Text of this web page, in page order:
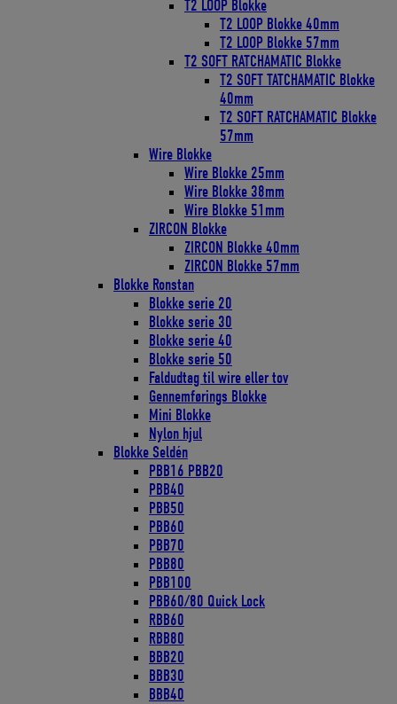
T2 LOOP Blokke
T2 LOOP Blokke 40mm
T2 LOOP Blokke 57mm
T2 SOFT RATCHAMATIC Blokke
T2 SOFT TATCHAMATIC Blokke
40mm
T2 SOFT RATCHAMATIC Blokke
57mm
Wire Blokke
Wire Blokke 25mm
Wire Blokke 38mm
Wire Blokke 51mm
ZIRCON Blokke
ZIRCON Blokke 40mm
ZIRCON Blokke 57mm
Blokke Ronstan
Blokke serie 20
Blokke serie 30
Blokke serie 40
Blokke serie 50
Faldudtag til wire eller tov
Gennemførings Blokke
Mini Blokke
Nylon hjul
Blokke Seldén
PBB16 PBB20
PBB40
PBB50
PBB60
PBB70
PBB80
PBB100
PBB60/80 Quick Lock
RBB60
RBB80
BBB20
BBB30
BBB40